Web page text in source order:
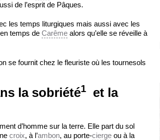
de l’esprit de Pâques.
les temps liturgiques mais aussi avec les
temps de Carême alors qu’elle se réveille à
se fournit chez le fleuriste où les tournesols
la sobriété1
et la
d’homme sur la terre. Elle part du sol
croix, à l’ambon, au porte-cierge ou à la